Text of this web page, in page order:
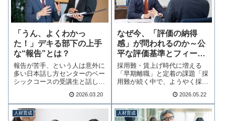
「うん、よくわかっ
た！」デキる部下の上手
な“報告”とは？
報告が苦手、という人は意外に
多い日本話し方センターのベー
シックコースの受講生と話して
2026.03.20
なぜ今、「評価の納得
感」が問われるのか～公
平な評価基準とフィード
バックの勘所～
採用難・賃上げ時代に増える
「早期離職」と定着の課題「採
用難が続く中で、ようやく採用
2026.05.22
人材育成 人材育成